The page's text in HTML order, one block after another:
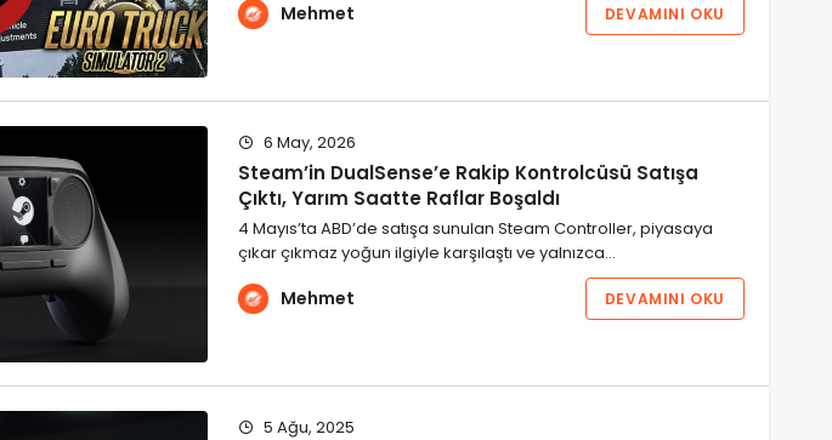
Mehmet DEVAMINI OKU
6 May, 2026
Steam’in DualSense’e Rakip Kontrolcüsü Satışa
Çıktı, Yarım Saatte Raflar Boşaldı
4 Mayıs’ta ABD’de satışa sunulan Steam Controller, piyasaya
çıkar çıkmaz yoğun ilgiyle karşılaştı ve yalnızca…
Mehmet DEVAMINI OKU
5 Ağu, 2025